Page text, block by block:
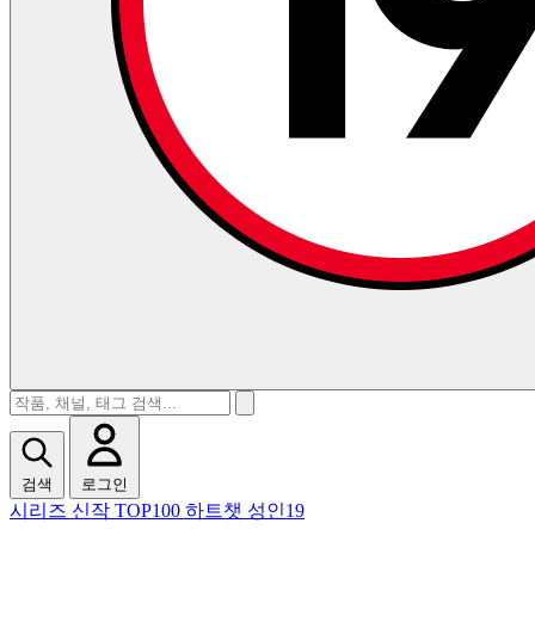
검색 로그인
시리즈 신작 TOP100 하트챗 성인19